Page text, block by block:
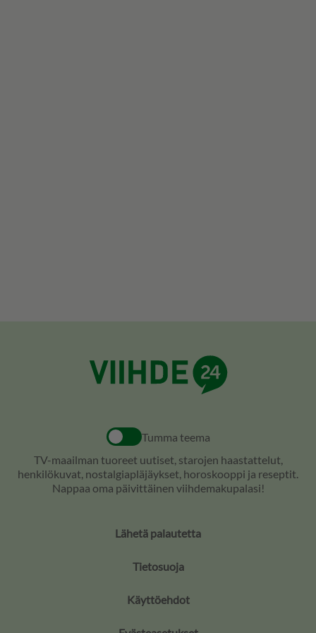
Tumma teema
TV-maailman tuoreet uutiset, starojen haastattelut,
henkilökuvat, nostalgiapläjäykset, horoskooppi ja reseptit.
Nappaa oma päivittäinen viihdemakupalasi!
Lähetä palautetta
Tietosuoja
Käyttöehdot